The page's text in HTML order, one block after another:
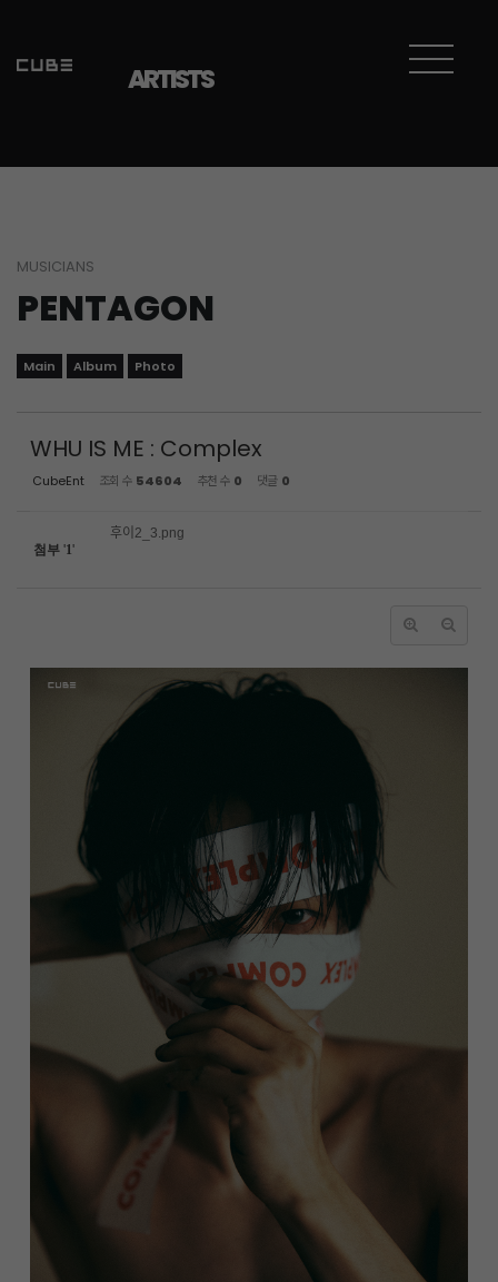
ARTISTS
MUSICIANS
PENTAGON
Main Album Photo
WHU IS ME : Complex
CubeEnt 조회 수 54604 추천 수 0 댓글 0
첨부 '1'
후이2_3.png